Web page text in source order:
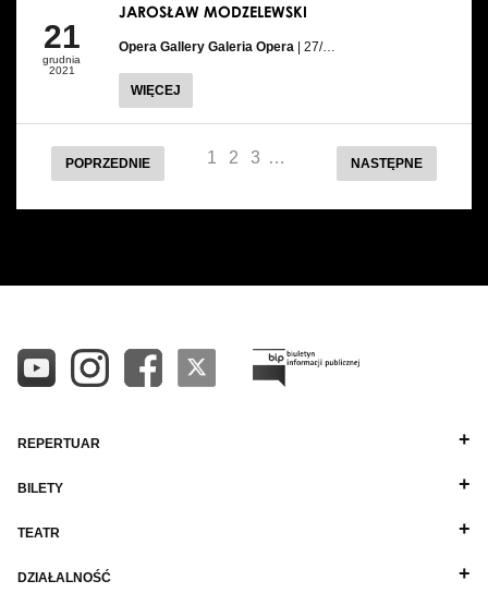
21
grudnia
2021
JAROSŁAW MODZELEWSKI
Opera Gallery Galeria Opera | 27/…
WIĘCEJ
POPRZEDNIE 1 2 3 … NASTĘPNE
REPERTUAR
BILETY
TEATR
DZIAŁALNOŚĆ